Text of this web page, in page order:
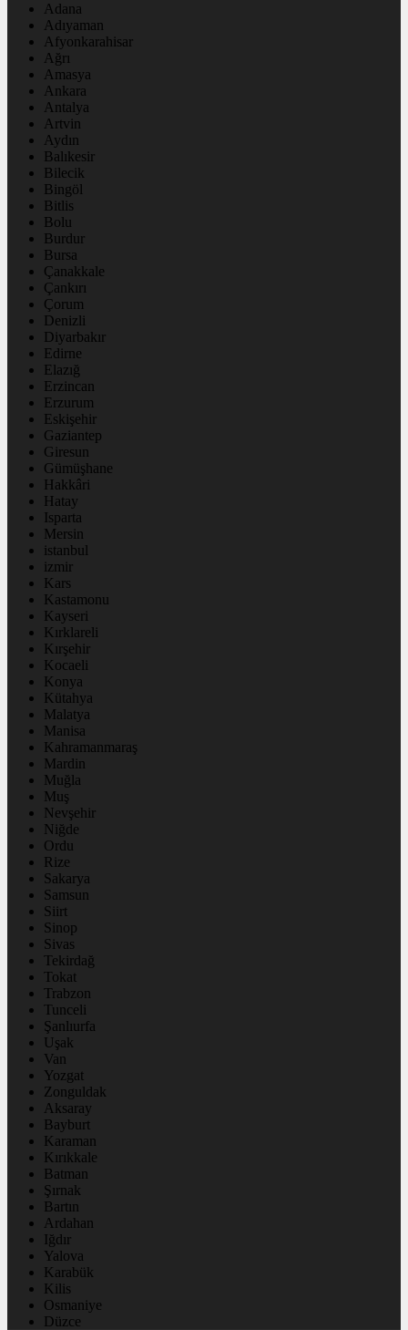
Adana
Adıyaman
Afyonkarahisar
Ağrı
Amasya
Ankara
Antalya
Artvin
Aydın
Balıkesir
Bilecik
Bingöl
Bitlis
Bolu
Burdur
Bursa
Çanakkale
Çankırı
Çorum
Denizli
Diyarbakır
Edirne
Elazığ
Erzincan
Erzurum
Eskişehir
Gaziantep
Giresun
Gümüşhane
Hakkâri
Hatay
Isparta
Mersin
istanbul
izmir
Kars
Kastamonu
Kayseri
Kırklareli
Kırşehir
Kocaeli
Konya
Kütahya
Malatya
Manisa
Kahramanmaraş
Mardin
Muğla
Muş
Nevşehir
Niğde
Ordu
Rize
Sakarya
Samsun
Siirt
Sinop
Sivas
Tekirdağ
Tokat
Trabzon
Tunceli
Şanlıurfa
Uşak
Van
Yozgat
Zonguldak
Aksaray
Bayburt
Karaman
Kırıkkale
Batman
Şırnak
Bartın
Ardahan
Iğdır
Yalova
Karabük
Kilis
Osmaniye
Düzce